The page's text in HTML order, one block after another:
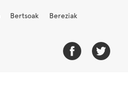
Bertsoak
Bereziak